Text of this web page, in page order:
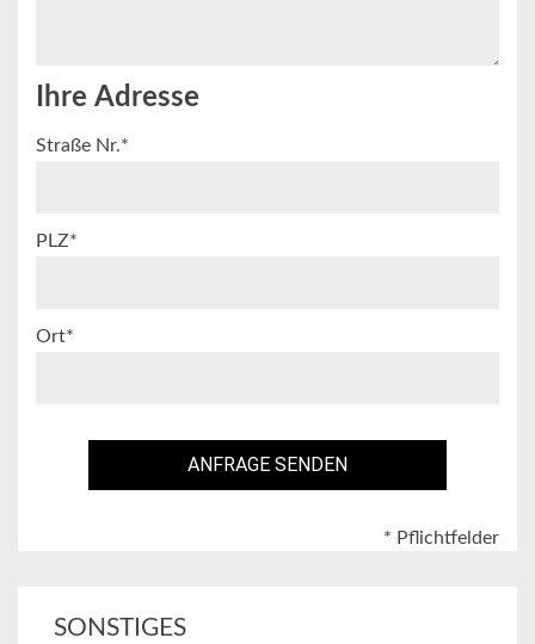
Ihre Adresse
Straße Nr.*
PLZ*
Ort*
* Pflichtfelder
SONSTIGES